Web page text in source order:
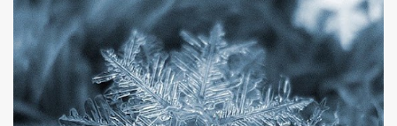
облагораживая ее специальной обработкой и тонировкой. В
19 веке резчики также использовали дорогую импортную
слоновую кость для важных заказов. Ажурная ваза
яйцевидной формы с аллегориями времен года - сценами
сбора урожая, сбора фруктов, свадьбы и пожара; кость,
высота 31 см, Н. С. Верещагин, 18 век, из собрания